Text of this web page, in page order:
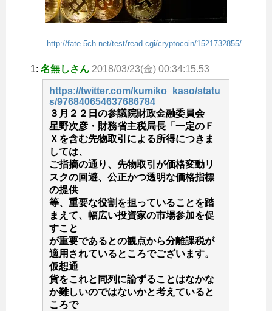
http://fate.5ch.net/test/read.cgi/cryptocoin/1521732855/
1: 名無しさん 2018/03/23(金) 00:34:15.53
https://twitter.com/kumiko_kaso/statu
s/976840654637686784
３月２２日の参議院財政金融委員会
星野次彦・財務省主税局長「一定のＦ
Ｘを含む先物取引による所得につきま
しては、
ご指摘の通り、先物取引が価格変動リ
スクの回避、公正かつ透明な価格指標
の提供
等、重要な役割を担っていることを踏
まえて、幅広い投資家の市場参加を促
すこと
が重要であるとの観点から分離課税が
適用されているところでございます。
仮想通
貨をこれと同列に論ずることはなかな
か難しいのではないかと考えていると
ころで